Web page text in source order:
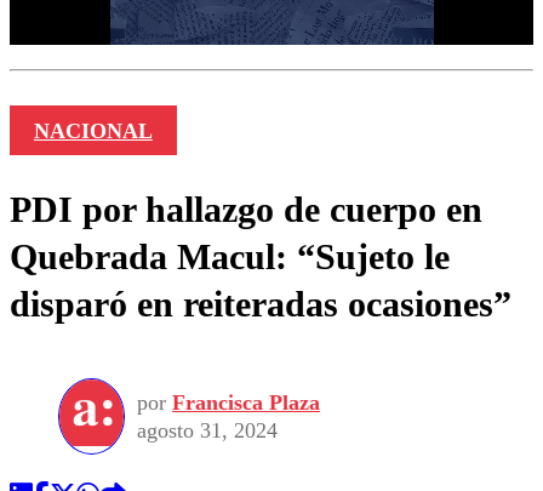
NACIONAL
PDI por hallazgo de cuerpo en
Quebrada Macul: “Sujeto le
disparó en reiteradas ocasiones”
por Francisca Plaza
agosto 31, 2024